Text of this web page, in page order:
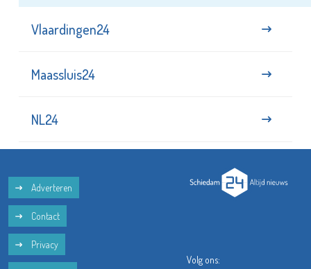
Vlaardingen24
Maassluis24
NL24
Adverteren
Contact
Privacy
Volg ons: